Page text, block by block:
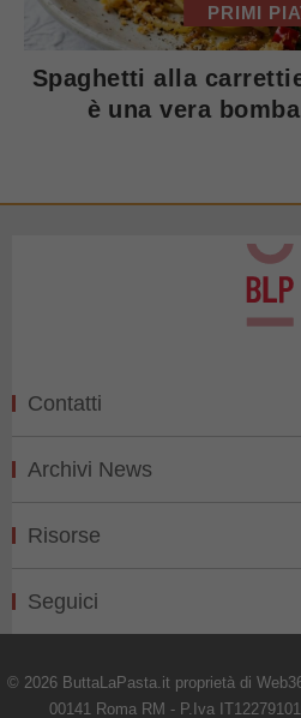
PRIMI
Spaghetti alla
è una vera
Contatti
Archivi News
Risorse
Seguici
© 2026 ButtaLaPasta.it proprietà di
00141 Roma RM - P.Iva